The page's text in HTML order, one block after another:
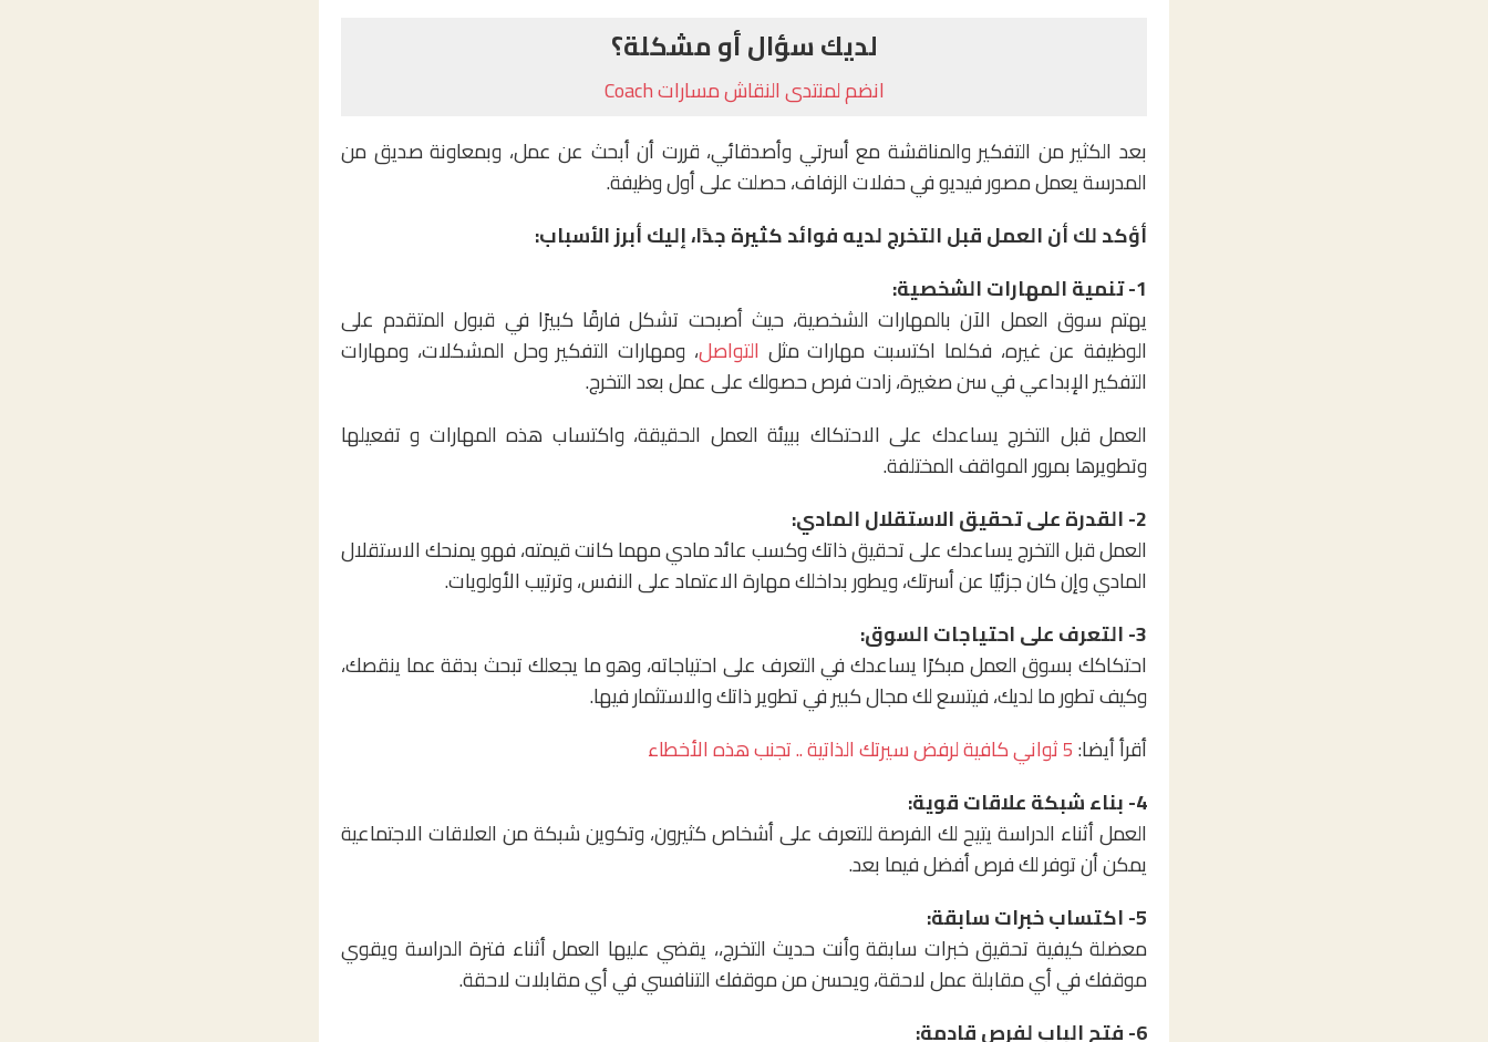
لديك سؤال أو مشكلة؟
انضم لمنتدى النقاش مسارات Coach
بعد الكثير من التفكير والمناقشة مع أسرتي وأصدقائي، قررت أن أبحث عن عمل، وبمعاونة صديق من
المدرسة يعمل مصور فيديو في حفلات الزفاف، حصلت على أول وظيفة.
أؤكد لك أن العمل قبل التخرج لديه فوائد كثيرة جدًا، إليك أبرز الأسباب:
1- تنمية المهارات الشخصية:
يهتم سوق العمل الآن بالمهارات الشخصية، حيث أصبحت تشكل فارقًا كبيرًا في قبول المتقدم على
الوظيفة عن غيره، فكلما اكتسبت مهارات مثل التواصل، ومهارات التفكير وحل المشكلات، ومهارات
التفكير الإبداعي في سن صغيرة، زادت فرص حصولك على عمل بعد التخرج.
العمل قبل التخرج يساعدك على الاحتكاك ببيئة العمل الحقيقة، واكتساب هذه المهارات و تفعيلها
وتطويرها بمرور المواقف المختلفة.
2- القدرة على تحقيق الاستقلال المادي:
العمل قبل التخرج يساعدك على تحقيق ذاتك وكسب عائد مادي مهما كانت قيمته، فهو يمنحك الاستقلال
المادي وإن كان جزئيًا عن أسرتك، ويطور بداخلك مهارة الاعتماد على النفس، وترتيب الأولويات.
3- التعرف على احتياجات السوق:
احتكاكك بسوق العمل مبكرًا يساعدك في التعرف على احتياجاته، وهو ما يجعلك تبحث بدقة عما ينقصك،
وكيف تطور ما لديك، فيتسع لك مجال كبير في تطوير ذاتك والاستثمار فيها.
أقرأ أيضا:
4- بناء شبكة علاقات قوية:
العمل أثناء الدراسة يتيح لك الفرصة للتعرف على أشخاص كثيرون، وتكوين شبكة من العلاقات الاجتماعية
يمكن أن توفر لك فرص أفضل فيما بعد.
5- اكتساب خبرات سابقة:
معضلة كيفية تحقيق خبرات سابقة وأنت حديث التخرج،، يقضي عليها العمل أثناء فترة الدراسة ويقوي
موقفك في أي مقابلة عمل لاحقة، ويحسن من موقفك التنافسي في أي مقابلات لاحقة.
6- فتح الباب لفرص قادمة: